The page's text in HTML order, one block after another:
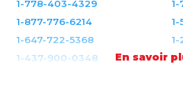
En savoir
1-778-403-4329
1-877-776-6214
1-647-722-5368
1-437-900-0348